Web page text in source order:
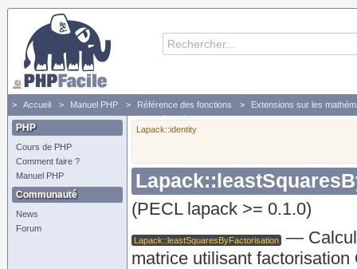
Accueil Manuel PHP Référence des fonctions
Extensions sur les
Calculer la solution des moindres carrés linéaires d'une matrice utilisant factorisation QR
PHP
Cours de PHP
Comment faire ?
Manuel PHP
Communauté
News
Forum
Lapack::identity
(PECL lapack >= 0.1.0)
Lapack::leastSquaresByFactorisation —
matrice utilisant factorisation